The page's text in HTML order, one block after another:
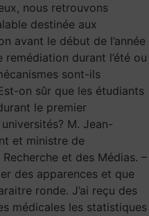
nous retrouvons
destinée aux
avant le début de l’année
durant l’été ou
sont-ils
on sûr que les étudiants
le premier
M. Jean-
et ministre de
et des Médias. –
des apparences et que
ronde. J’ai reçu des
médicales les statistiques